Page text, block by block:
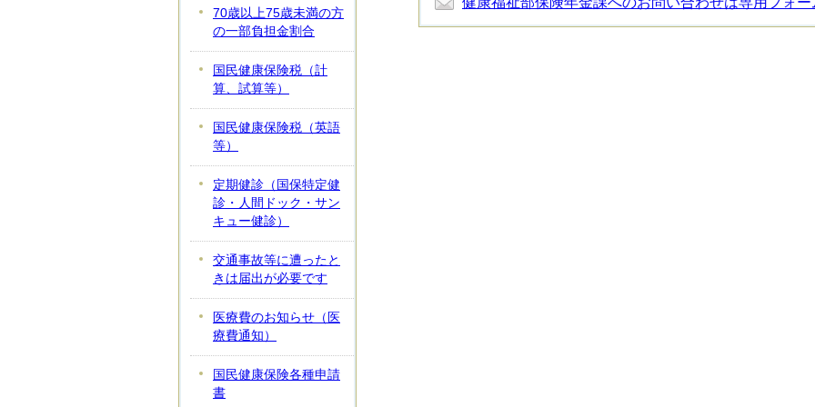
70歳以上75歳未満の方
の一部負担金割合
国民健康保険税（計
算、試算等）
国民健康保険税（英語
等）
定期健診（国保特定健
診・人間ドック・サン
キュー健診）
交通事故等に遭ったと
きは届出が必要です
医療費のお知らせ（医
療費通知）
国民健康保険各種申請
書